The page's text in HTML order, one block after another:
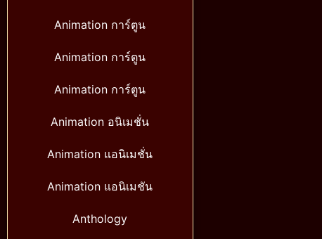
Animation การ์ตูน
Animation การ์ตูน
Animation การ์ตูน
Animation อนิเมชั่น
Animation แอนิเมชั่น
Animation แอนิเมชัน
Anthology